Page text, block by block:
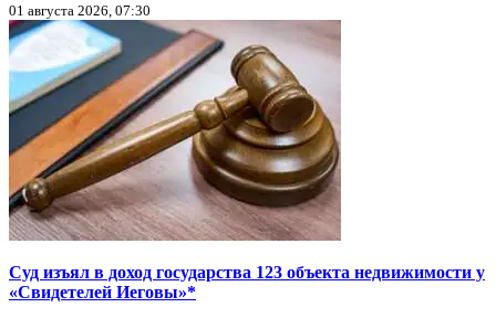
01 августа 2026, 07:30
Суд изъял в доход государства 123 объекта недвижимости у
«Свидетелей Иеговы»*